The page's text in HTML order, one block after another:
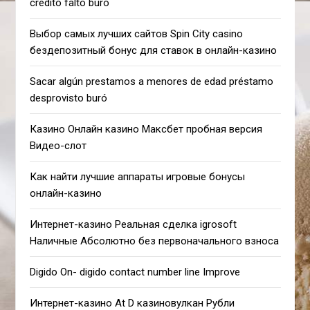
Выбор самых лучших сайтов Spin City casino
бездепозитный бонус для ставок в онлайн-казино
Sacar algún prestamos a menores de edad préstamo
desprovisto buró
Казино Онлайн казино Максбет пробная версия
Видео-слот
Как найти лучшие аппараты игровые бонусы
онлайн-казино
Интернет-казино Реальная сделка igrosoft
Наличные Абсолютно без первоначального взноса
Digido On- digido contact number line Improve
Интернет-казино At D казиновулкан Рубли